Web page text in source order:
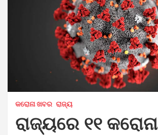
କରୋନା ଖବର ରାଜ୍ୟ
ରାଜ୍ୟରେ ୧୧ କରୋନା